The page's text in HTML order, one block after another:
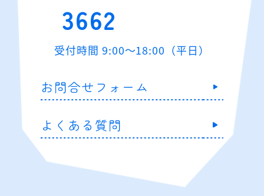
3662
受付時間 9:00～18:00（平日）
お問合せフォーム
よくある質問